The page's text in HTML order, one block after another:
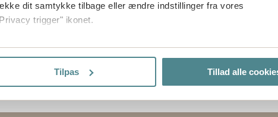
dit samtykke tilbage eller ændre indstillinger fra vores
trigger" ikonet.
af dens unikke karakteristika (fingerprinting)
Tilpas Tillad alle